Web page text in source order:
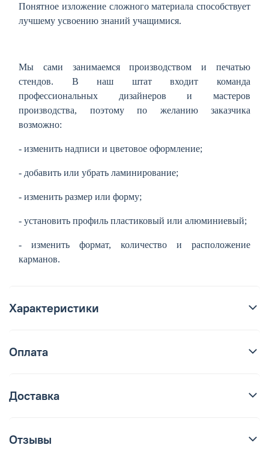
Понятное изложение сложного материала способствует
лучшему усвоению знаний учащимися.
Мы сами занимаемся производством и печатью
стендов. В наш штат входит команда
профессиональных дизайнеров и мастеров
производства, поэтому по желанию заказчика
возможно:
- изменить надписи и цветовое оформление;
- добавить или убрать ламинирование;
- изменить размер или форму;
- установить профиль пластиковый или алюминиевый;
- изменить формат, количество и расположение
карманов.
Характеристики
Оплата
Доставка
Отзывы